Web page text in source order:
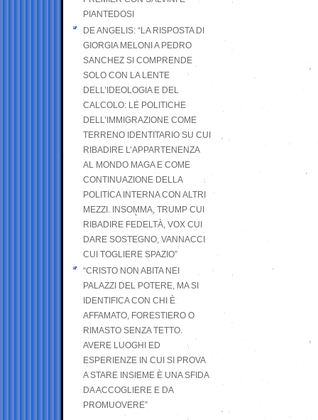
PIANTEDOSI
DE ANGELIS: “LA RISPOSTA DI
GIORGIA MELONI A PEDRO
SANCHEZ SI COMPRENDE
SOLO CON LA LENTE
DELL’IDEOLOGIA E DEL
CALCOLO: LE POLITICHE
DELL’IMMIGRAZIONE COME
TERRENO IDENTITARIO SU CUI
RIBADIRE L’APPARTENENZA
AL MONDO MAGA E COME
CONTINUAZIONE DELLA
POLITICA INTERNA CON ALTRI
MEZZI. INSOMMA, TRUMP CUI
RIBADIRE FEDELTÀ, VOX CUI
DARE SOSTEGNO, VANNACCI
CUI TOGLIERE SPAZIO”
“CRISTO NON ABITA NEI
PALAZZI DEL POTERE, MA SI
IDENTIFICA CON CHI È
AFFAMATO, FORESTIERO O
RIMASTO SENZA TETTO.
AVERE LUOGHI ED
ESPERIENZE IN CUI SI PROVA
A STARE INSIEME È UNA SFIDA
DA ACCOGLIERE E DA
PROMUOVERE”